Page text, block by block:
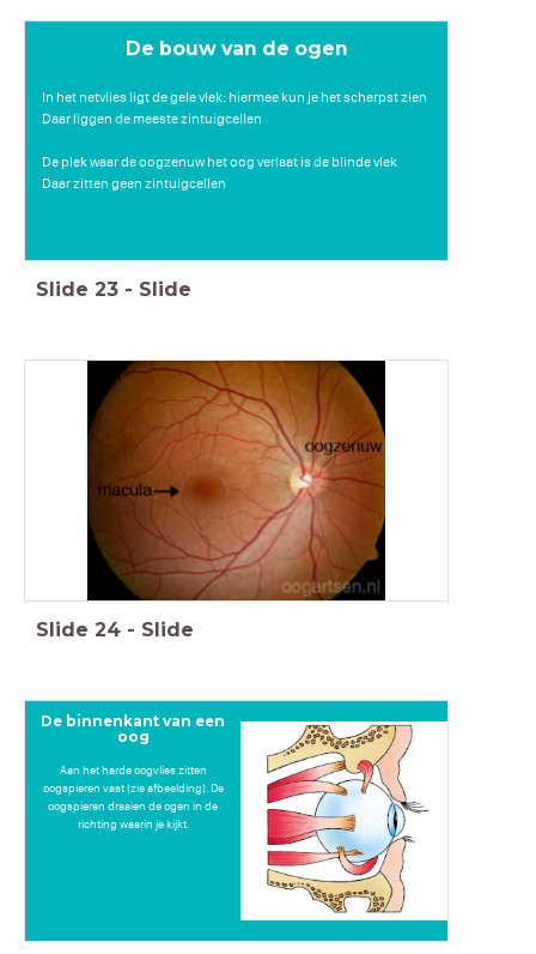
De bouw van de ogen
In het netvlies ligt de gele vlek: hiermee kun je het scherpst zien
Daar liggen de meeste zintuigcellen
De plek waar de oogzenuw het oog verlaat is de blinde vlek
Daar zitten geen zintuigcellen
Slide 23 - Slide
Slide 24 - Slide
De binnenkant van een
oog
Aan het harde oogvlies zitten
oogspieren vast (zie afbeelding). De
oogspieren draaien de ogen in de
richting waarin je kijkt.